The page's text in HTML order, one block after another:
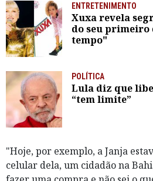
ENTRETENIMENTO
Xuxa revela
do seu primeiro
tempo"
POLÍTICA
Lula diz que
“tem limite”
"Hoje, por exemplo, a Janja
celular dela, um cidadão na